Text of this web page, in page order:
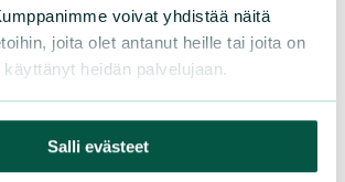
voivat yhdistää näitä
joita olet antanut heille tai joita on
heidän palvelujaan.
Salli evästeet